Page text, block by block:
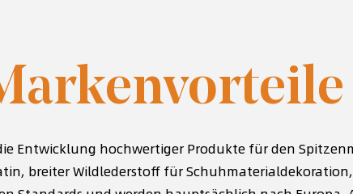
Entwicklung hochwertiger Produkte für den
breiter Wildlederstoff für Schuhmaterialdekoration,